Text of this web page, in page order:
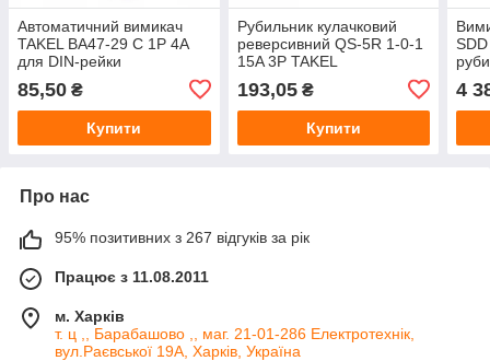
Автоматичний вимикач
TAKEL ВА47-29 C 1P 4A
для DIN-рейки
85,50 ₴
Купити
Рубильник кулачковий
реверсивний QS-5R 1-0-1
15A 3P TAKEL
193,05₴
Купити
4
Про нас
95% позитивних з 267 відгуків за рік
Працює з 11.08.2011
м. Харків
т. ц ,, Барабашово ,, маг. 21-01-286 Електротехнік,
вул.Раєвської 19А, Харків, Україна